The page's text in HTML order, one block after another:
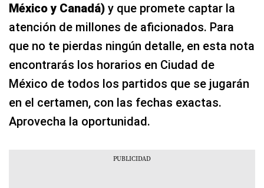
México y Canadá) y que promete captar la
atención de millones de aficionados. Para
que no te pierdas ningún detalle, en esta nota
encontrarás los horarios en Ciudad de
México de todos los partidos que se jugarán
en el certamen, con las fechas exactas.
Aprovecha la oportunidad.